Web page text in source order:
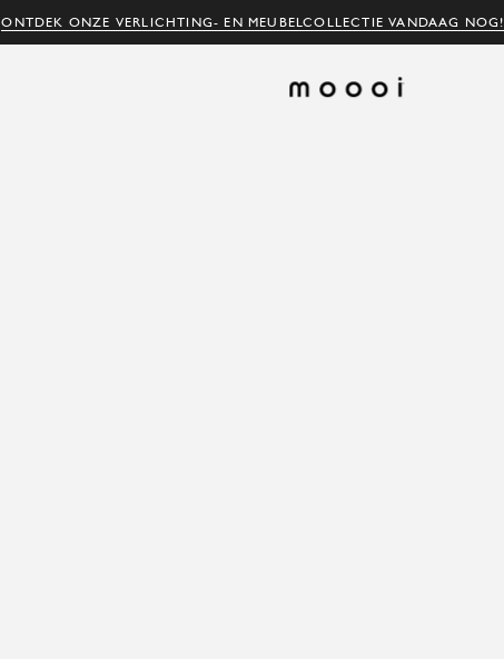
ONTDEK ONZE VERLICHTING- EN MEUBELCOLLECTIE VANDAAG NOG!